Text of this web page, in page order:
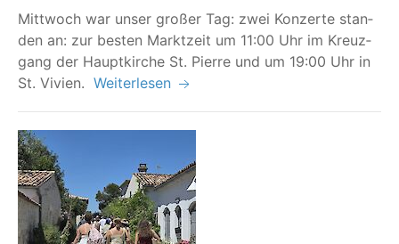
Mitt­woch war unser gro­ßer Tag: zwei Kon­zer­te stan­
den an: zur bes­ten Markt­zeit um 11:00 Uhr im Kreuz­
gang der Haupt­kir­che St. Pierre und um 19:00 Uhr in
St. Vivien. Weiterlesen